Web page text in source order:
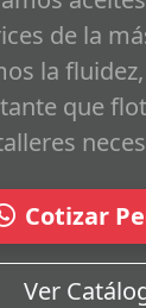
de la
la
que
Cotizar
Ver